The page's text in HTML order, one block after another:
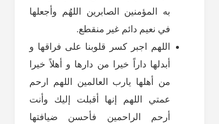
به المؤمنين الصابرين اللهُم وأجعلها
في نعيم دائم غير منقطع.
اللهم اجبر كسر قلوبنا على فراقها و
أبدلها داراً خيرا من دارها و أهلاً خيرا
من أهلها يارب العالمين اللهم ارحم
عمتي اللهم إنها أقبلت إليك وأنت
أرحم الراحمين فأحسن ضيافتها